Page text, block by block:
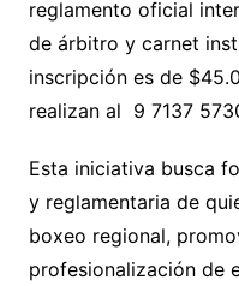
reglamento oficial
de árbitro y carnet
inscripción es de
realizan al 9 7137
Esta iniciativa busca
y reglamentaria de
boxeo regional,
profesionalización de